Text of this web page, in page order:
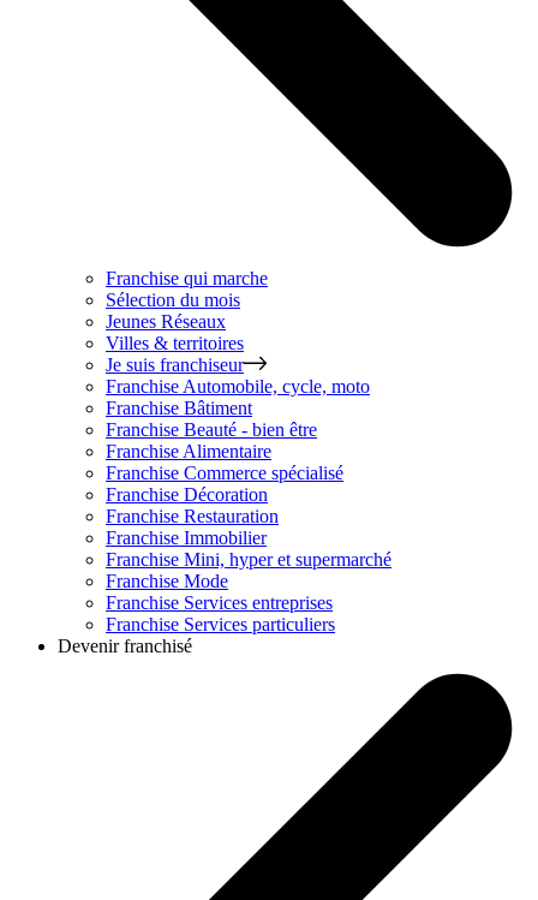
Franchise qui marche
Sélection du mois
Jeunes Réseaux
Villes & territoires
Je suis franchiseur
Franchise Automobile, cycle, moto
Franchise Bâtiment
Franchise Beauté - bien être
Franchise Alimentaire
Franchise Commerce spécialisé
Franchise Décoration
Franchise Restauration
Franchise Immobilier
Franchise Mini, hyper et supermarché
Franchise Mode
Franchise Services entreprises
Franchise Services particuliers
Devenir franchisé